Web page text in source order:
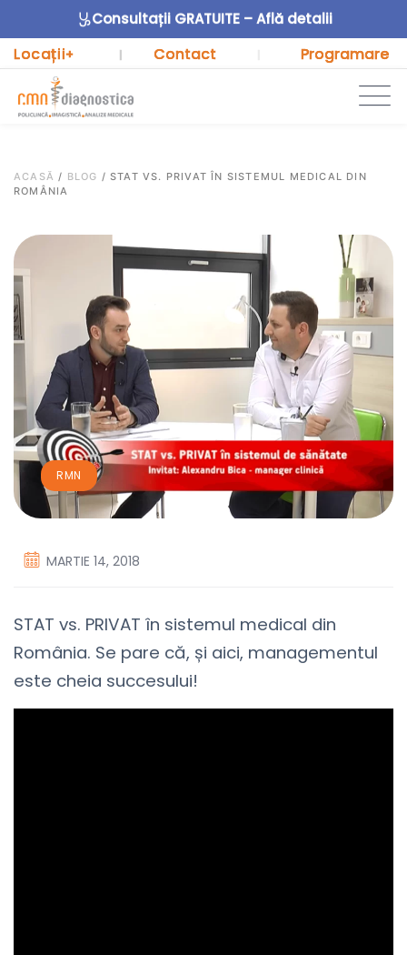
Consultații GRATUITE – Află detalii
Locații+ | Contact Programare
ACASĂ / BLOG /STAT VS. PRIVAT ÎN SISTEMUL MEDICAL DIN
ROMÂNIA
RMN
MARTIE 14, 2018
STAT vs. PRIVAT în sistemul medical din
România. Se pare că, și aici, managementul
este cheia succesului!